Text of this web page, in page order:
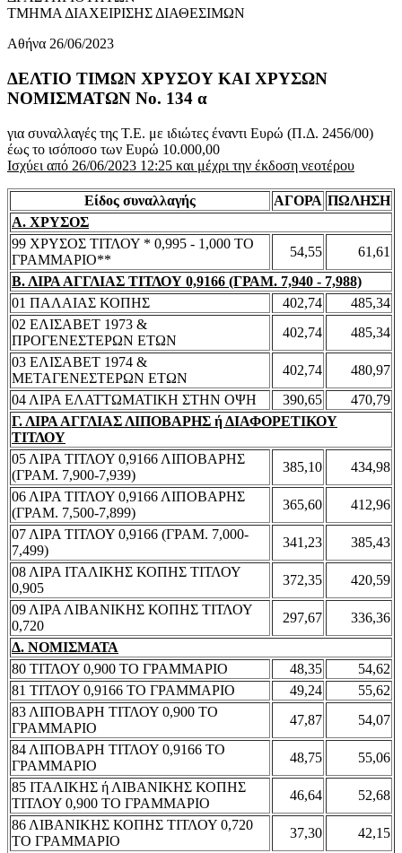
ΤΜΗΜΑ ΔΙΑΧΕΙΡΙΣΗΣ ΔΙΑΘΕΣΙΜΩΝ
Αθήνα 26/06/2023
ΔΕΛΤΙΟ ΤΙΜΩΝ ΧΡΥΣΟΥ ΚΑΙ ΧΡΥΣΩΝ
ΝΟΜΙΣΜΑΤΩΝ No. 134 α
για συναλλαγές της Τ.Ε. με ιδιώτες έναντι Ευρώ (Π.Δ. 2456/00)
έως το ισόποσο των Ευρώ 10.000,00
Ισχύει από 26/06/2023 12:25 και μέχρι την έκδοση νεοτέρου
Είδος συναλλαγής ΑΓΟΡΑ ΠΩΛΗΣΗ
Α. ΧΡΥΣΟΣ
99 ΧΡΥΣΟΣ ΤΙΤΛΟΥ * 0,995 - 1,000 ΤΟ
ΓΡΑΜΜΑΡΙΟ**
54,55
61,61
Β. ΛΙΡΑ ΑΓΓΛΙΑΣ ΤΙΤΛΟΥ 0,9166 (ΓΡΑΜ. 7,940 - 7,988)
01 ΠΑΛΑΙΑΣ ΚΟΠΗΣ
402,74
485,34
02 ΕΛΙΣΑΒΕΤ 1973 &
ΠΡΟΓΕΝΕΣΤΕΡΩΝ ΕΤΩΝ
402,74
485,34
03 ΕΛΙΣΑΒΕΤ 1974 &
ΜΕΤΑΓΕΝΕΣΤΕΡΩΝ ΕΤΩΝ
402,74
480,97
04 ΛΙΡΑ ΕΛΑΤΤΩΜΑΤΙΚΗ ΣΤΗΝ ΟΨΗ
390,65
470,79
Γ. ΛΙΡΑ ΑΓΓΛΙΑΣ ΛΙΠΟΒΑΡΗΣ ή ΔΙΑΦΟΡΕΤΙΚΟΥ
ΤΙΤΛΟΥ
05 ΛΙΡΑ ΤΙΤΛΟΥ 0,9166 ΛΙΠΟΒΑΡΗΣ
(ΓΡΑΜ. 7,900-7,939)
385,10
434,98
06 ΛΙΡΑ ΤΙΤΛΟΥ 0,9166 ΛΙΠΟΒΑΡΗΣ
(ΓΡΑΜ. 7,500-7,899)
365,60
412,96
07 ΛΙΡΑ ΤΙΤΛΟΥ 0,9166 (ΓΡΑΜ. 7,000-
7,499)
341,23
385,43
08 ΛΙΡΑ ΙΤΑΛΙΚΗΣ ΚΟΠΗΣ ΤΙΤΛΟΥ
0,905
372,35
420,59
09 ΛΙΡΑ ΛΙΒΑΝΙΚΗΣ ΚΟΠΗΣ ΤΙΤΛΟΥ
0,720
297,67
336,36
Δ. ΝΟΜΙΣΜΑΤΑ
80 ΤΙΤΛΟΥ 0,900 ΤΟ ΓΡΑΜΜΑΡΙΟ
48,35
54,62
81 ΤΙΤΛΟΥ 0,9166 ΤΟ ΓΡΑΜΜΑΡΙΟ
49,24
55,62
83 ΛΙΠΟΒΑΡΗ ΤΙΤΛΟΥ 0,900 ΤΟ
ΓΡΑΜΜΑΡΙΟ
47,87
54,07
84 ΛΙΠΟΒΑΡΗ ΤΙΤΛΟΥ 0,9166 ΤΟ
ΓΡΑΜΜΑΡΙΟ
48,75
55,06
85 ΙΤΑΛΙΚΗΣ ή ΛΙΒΑΝΙΚΗΣ ΚΟΠΗΣ
ΤΙΤΛΟΥ 0,900 ΤΟ ΓΡΑΜΜΑΡΙΟ
46,64
52,68
86 ΛΙΒΑΝΙΚΗΣ ΚΟΠΗΣ ΤΙΤΛΟΥ 0,720
ΤΟ ΓΡΑΜΜΑΡΙΟ
37,30
42,15